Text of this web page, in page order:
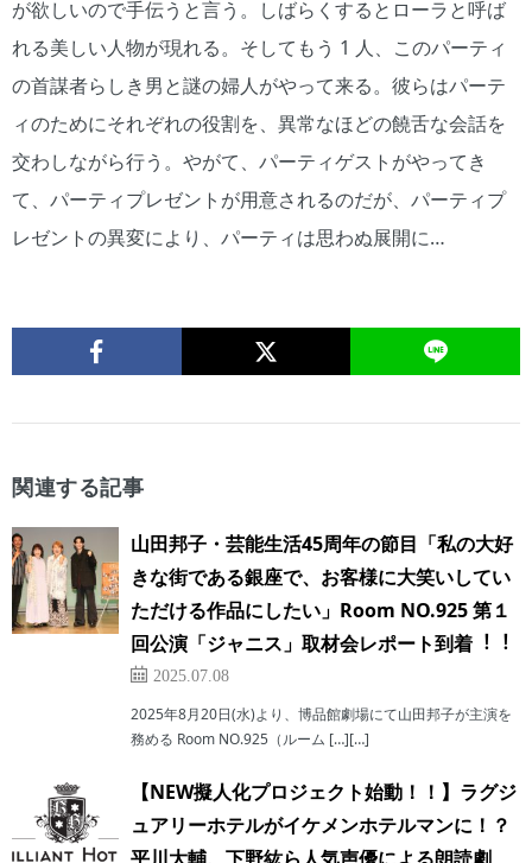
が欲しいので手伝うと言う。しばらくするとローラと呼ば
れる美しい人物が現れる。そしてもう 1 人、このパーティ
の首謀者らしき男と謎の婦人がやって来る。彼らはパーテ
ィのためにそれぞれの役割を、異常なほどの饒舌な会話を
交わしながら行う。やがて、パーティゲストがやってき
て、パーティプレゼントが用意されるのだが、パーティプ
レゼントの異変により、パーティは思わぬ展開に…
関連する記事
⼭⽥邦⼦・芸能⽣活45周年の節⽬「私の⼤好
きな街である銀座で、お客様に⼤笑いしてい
ただける作品にしたい」Room NO.925 第１
回公演「ジャニス」取材会レポート到着︕︕
2025.07.08
2025年8⽉20⽇(⽔)より、博品館劇場にて⼭⽥邦⼦が主演を
務める Room NO.925（ルーム […][…]
【NEW擬⼈化プロジェクト始動！！】ラグジ
ュアリーホテルがイケメンホテルマンに！？